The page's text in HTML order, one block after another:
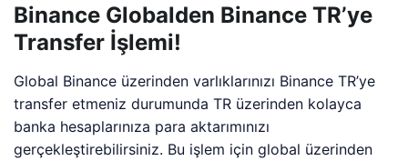
Binance Globalden Binance TR’ye
Transfer İşlemi!
Global Binance üzerinden varlıklarınızı Binance TR’ye
transfer etmeniz durumunda TR üzerinden kolayca
banka hesaplarınıza para aktarımınızı
gerçekleştirebilirsiniz. Bu işlem için global üzerinden